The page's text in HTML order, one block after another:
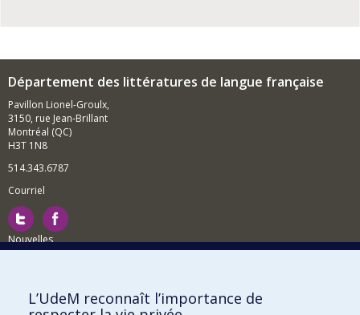
Département des littératures de langue française
Pavillon Lionel-Groulx,
3150, rue Jean-Brillant
Montréal (QC)
H3T 1N8
514.343.6787
Courriel
Nouvelles
Comment soutenir le Département?
L’UdeM reconnaît l’importance de